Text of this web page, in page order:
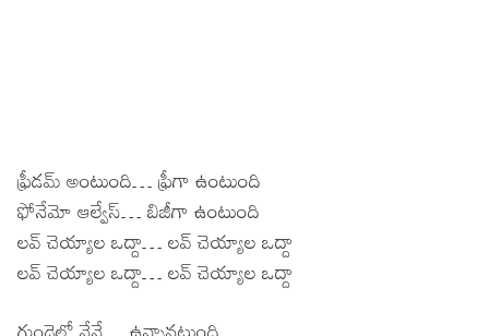
ఫ్రీడమ్ అంటుంది… ఫ్రీగా ఉంటుంది
ఫోనేమో ఆల్వేస్… బిజీగా ఉంటుంది
లవ్ చెయ్యాల ఒద్దా… లవ్ చెయ్యాల ఒద్దా
లవ్ చెయ్యాల ఒద్దా… లవ్ చెయ్యాల ఒద్దా